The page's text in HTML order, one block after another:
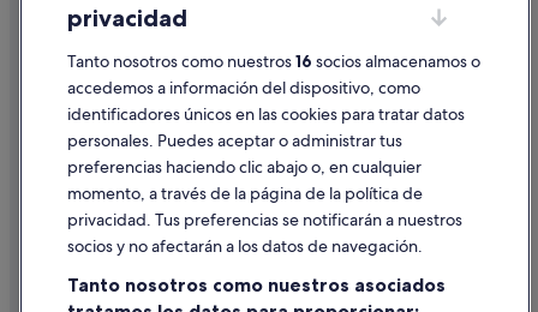
Información legal/contacto
Pautas sobre el contenido y cómo denunciar contenido
Ayuda
Cancelar un vuelo
Cancelar una reserva de hotel o de un alquiler vacacional
privacidad
Tanto nosotros como nuestros16 socios almacenamos o
accedemos a información del dispositivo, como
identificadores únicos en las cookies para tratar datos
personales. Puedes aceptar o administrar tus
preferencias haciendo clic abajo o, en cualquier
momento, a través de la página de la política de
privacidad. Tus preferencias se notificarán a nuestros
socios y no afectarán a los datos de navegación.
Tanto nosotros como nuestros asociados